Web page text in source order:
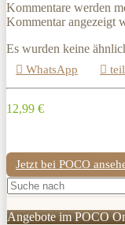
Kommentare werden
Kommentar angezeigt
Es wurden keine
WhatsApp
12,99 €
Jetzt bei POCO
Angebote im POCO